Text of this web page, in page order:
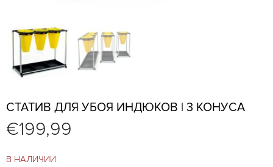
СТАТИВ ДЛЯ УБОЯ ИНДЮКОВ | 3 КОНУСА
€199,99
В НАЛИЧИИ